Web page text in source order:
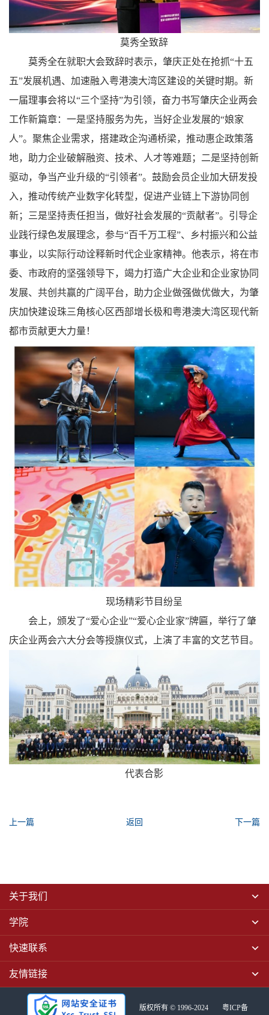
莫秀全致辞
莫秀全在就职大会致辞时表示，肇庆正处在抢抓“十五
五”发展机遇、加速融入粤港澳大湾区建设的关键时期。新
一届理事会将以“三个坚持”为引领，奋力书写肇庆企业两会
工作新篇章：一是坚持服务为先，当好企业发展的“娘家
人”。聚焦企业需求，搭建政企沟通桥梁，推动惠企政策落
地，助力企业破解融资、技术、人才等难题；二是坚持创新
驱动，争当产业升级的“引领者”。鼓励会员企业加大研发投
入，推动传统产业数字化转型，促进产业链上下游协同创
新；三是坚持责任担当，做好社会发展的“贡献者”。引导企
业践行绿色发展理念，参与“百千万工程”、乡村振兴和公益
事业，以实际行动诠释新时代企业家精神。他表示，将在市
委、市政府的坚强领导下，竭力打造广大企业和企业家协同
发展、共创共赢的广阔平台，助力企业做强做优做大，为肇
庆加快建设珠三角核心区西部增长极和粤港澳大湾区现代新
都市贡献更大力量！
现场精彩节目纷呈
会上，颁发了“爱心企业”“爱心企业家”牌匾，举行了肇
庆企业两会六大分会等授旗仪式，上演了丰富的文艺节目。
代表合影
上一篇 返回 下一篇
关于我们
学院
快速联系
友情链接
版权所有 © 1996-2024 粤ICP备